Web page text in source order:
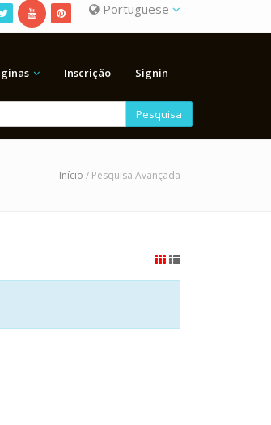
Portuguese
Inscrição Signin
Pesquisa
Início / Pesquisa Avançada